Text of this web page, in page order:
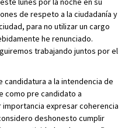
de respeto a la ciudadanía y
para no utilizar un cargo
he renunciado.
trabajando juntos por el
candidatura a la intendencia de
como pre candidato a
expresar coherencia
deshonesto cumplir